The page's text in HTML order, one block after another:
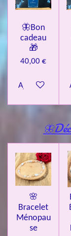
🦋Bon
cadeau
🎁
40,00 €
Ajouter au
🌸
Bracelet
Ménopau
se